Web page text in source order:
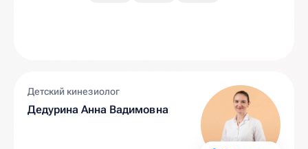
Детский кинезиолог
Дедурина Анна Вадимовна